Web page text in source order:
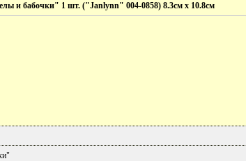
и бабочки" 1 шт. ("Janlynn" 004-0858) 8.3см х 10.8см